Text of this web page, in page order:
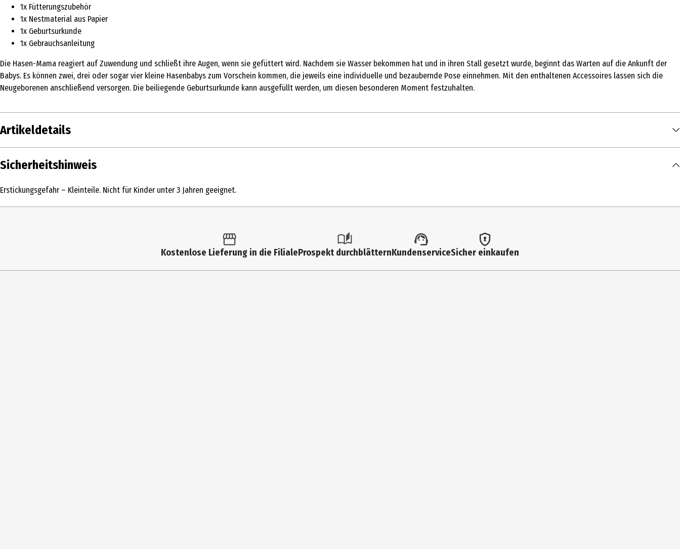
1x Fütterungszubehör
1x Nestmaterial aus Papier
1x Geburtsurkunde
1x Gebrauchsanleitung
Die Hasen-Mama reagiert auf Zuwendung und schließt ihre Augen, wenn sie gefüttert wird. Nachdem sie Wasser bekommen hat und in ihren Stall gesetzt wurde, beginnt das Warten auf die Ankunft der
Babys. Es können zwei, drei oder sogar vier kleine Hasenbabys zum Vorschein kommen, die jeweils eine individuelle und bezaubernde Pose einnehmen. Mit den enthaltenen Accessoires lassen sich die
Neugeborenen anschließend versorgen. Die beiliegende Geburtsurkunde kann ausgefüllt werden, um diesen besonderen Moment festzuhalten.
Artikeldetails
Inhalt
Kindergartenkinder|Grundschüler
Sicherheitshinweis
Erstickungsgefahr – Kleinteile. Nicht für Kinder unter 3 Jahren geeignet.
Kostenlose Lieferung in die FilialeProspekt durchblätternKundenserviceSicher einkaufen